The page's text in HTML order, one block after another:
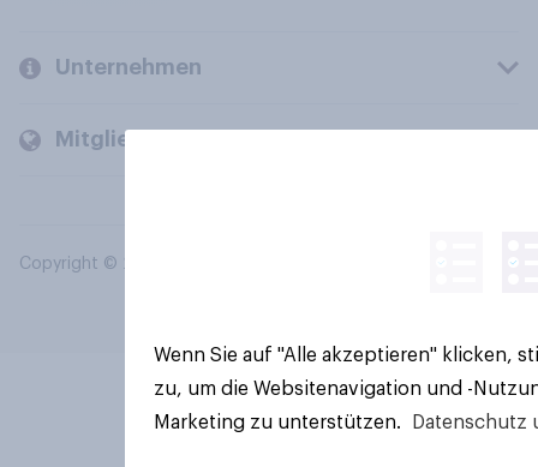
Unternehmen
Mitglieder und Kunden
Copyright © 2026 YouGov PLC. Alle Rechte vorbehalten.
Wenn Sie auf "Alle akzeptieren" klicken,
zu, um die Websitenavigation und -
Marketing zu unterstützen.
Datenschutz